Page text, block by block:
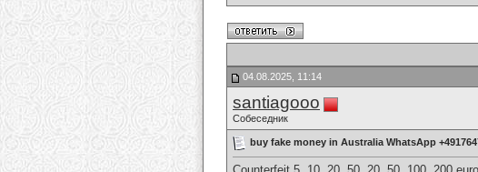
04.08.2025, 11:14
santiagooo
Собеседник
buy fake money in Australia WhatsApp